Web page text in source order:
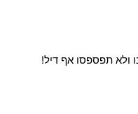
ולא תפספסו אף דיל!